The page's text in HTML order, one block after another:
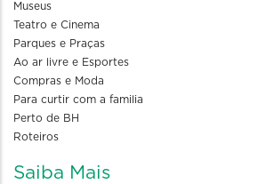
Museus
Teatro e Cinema
Parques e Praças
Ao ar livre e Esportes
Compras e Moda
Para curtir com a familia
Perto de BH
Roteiros
Saiba Mais